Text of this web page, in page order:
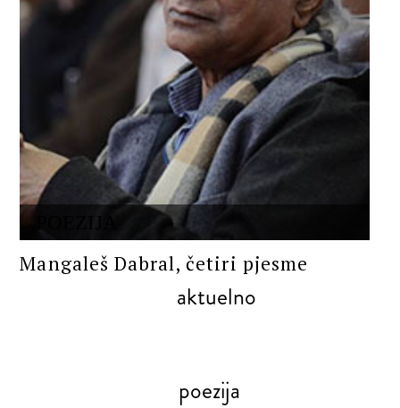
Mangaleš Dabral, četiri pjesme
aktuelno
poezija